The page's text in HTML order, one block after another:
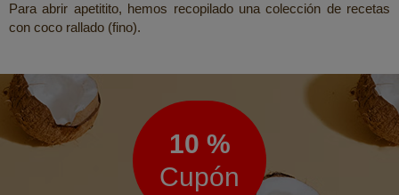
Para abrir apetitito, hemos recopilado una colección de recetas
con coco rallado (fino).
Boletín
de
noticias
10 %
Cupón